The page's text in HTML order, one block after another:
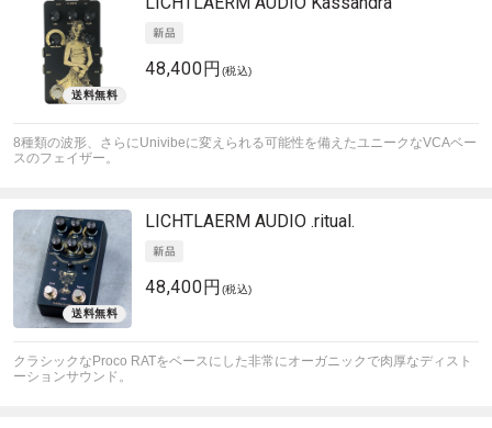
48,400円 (税込)
8種類の波形、さらにUnivibeに変えられる可能性を備えたユニークなVCAベー
スのフェイザー。
LICHTLAERM AUDIO .ritual.
48,400円 (税込)
クラシックなProco RATをベースにした非常にオーガニックで肉厚なディスト
ーションサウンド。